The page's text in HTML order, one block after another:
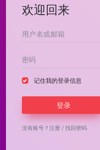
欢迎回来
记住我的登录信息
登录
没有账号？ 注册 / 找回密码